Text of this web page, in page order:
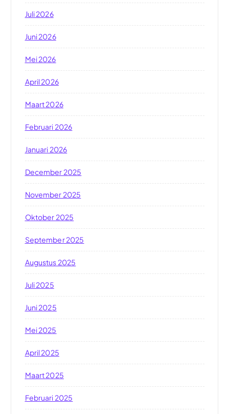
Juli 2026
Juni 2026
Mei 2026
April 2026
Maart 2026
Februari 2026
Januari 2026
December 2025
November 2025
Oktober 2025
September 2025
Augustus 2025
Juli 2025
Juni 2025
Mei 2025
April 2025
Maart 2025
Februari 2025